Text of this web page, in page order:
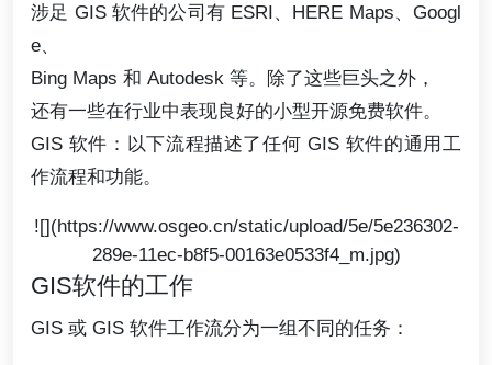
涉足 GIS 软件的公司有 ESRI、HERE Maps、Googl
e、
Bing Maps 和 Autodesk 等。除了这些巨头之外，
还有一些在行业中表现良好的小型开源免费软件。
GIS 软件：以下流程描述了任何 GIS 软件的通用工
作流程和功能。
![](https://www.osgeo.cn/static/upload/5e/5e236302-
289e-11ec-b8f5-00163e0533f4_m.jpg)
GIS软件的工作
GIS 或 GIS 软件工作流分为一组不同的任务：